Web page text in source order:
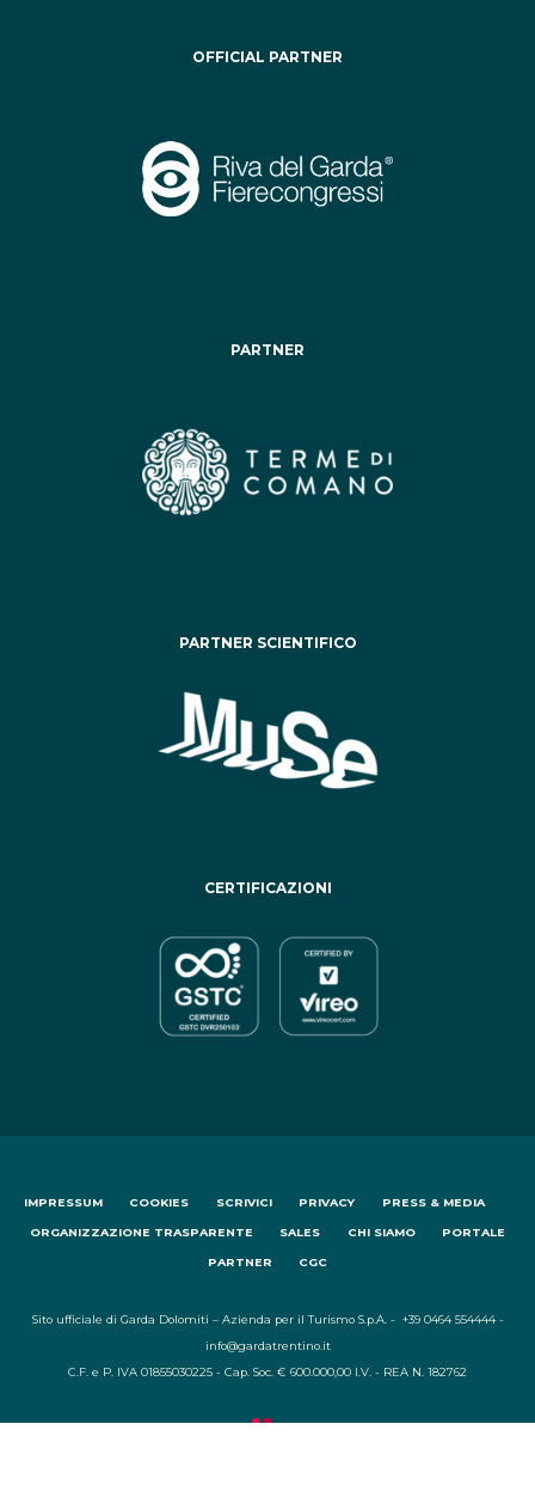
OFFICIAL PARTNER
PARTNER
PARTNER SCIENTIFICO
CERTIFICAZIONI
IMPRESSUM COOKIES SCRIVICI PRIVACY PRESS & MEDIA
ORGANIZZAZIONE TRASPARENTE SALES CHI SIAMO PORTALE
PARTNER CGC
Sito ufficiale di Garda Dolomiti – Azienda per il Turismo S.p.A. - +39 0464 554444 -
info@gardatrentino.it
C.F. e P. IVA 01855030225 - Cap. Soc. € 600.000,00 I.V. - REA N. 182762